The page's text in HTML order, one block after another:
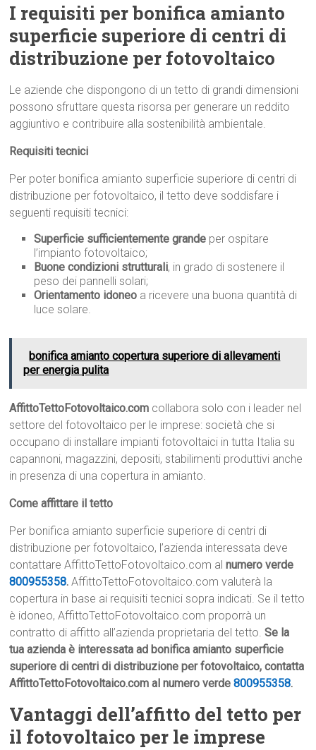
I requisiti per bonifica amianto
superficie superiore di centri di
distribuzione per fotovoltaico
Le aziende che dispongono di un tetto di grandi dimensioni
possono sfruttare questa risorsa per generare un reddito
aggiuntivo e contribuire alla sostenibilità ambientale.
Requisiti tecnici
Per poter bonifica amianto superficie superiore di centri di
distribuzione per fotovoltaico, il tetto deve soddisfare i
seguenti requisiti tecnici:
Superficie sufficientemente grande per ospitare
l’impianto fotovoltaico;
Buone condizioni strutturali, in grado di sostenere il
peso dei pannelli solari;
Orientamento idoneo a ricevere una buona quantità di
luce solare.
bonifica amianto copertura superiore di allevamenti
per energia pulita
AffittoTettoFotovoltaico.com collabora solo con i leader nel
settore del fotovoltaico per le imprese: società che si
occupano di installare impianti fotovoltaici in tutta Italia su
capannoni, magazzini, depositi, stabilimenti produttivi anche
in presenza di una copertura in amianto.
Come affittare il tetto
Per bonifica amianto superficie superiore di centri di
distribuzione per fotovoltaico, l’azienda interessata deve
contattare AffittoTettoFotovoltaico.com alnumero verde
800955358. AffittoTettoFotovoltaico.com valuterà la
copertura in base ai requisiti tecnici sopra indicati. Se il tetto
è idoneo, AffittoTettoFotovoltaico.com proporrà un
contratto di affitto all’azienda proprietaria del tetto.Se la
tua azienda è interessata ad bonifica amianto superficie
superiore di centri di distribuzione per fotovoltaico, contatta
AffittoTettoFotovoltaico.com al numero verde800955358.
Vantaggi dell’affitto del tetto per
il fotovoltaico per le imprese